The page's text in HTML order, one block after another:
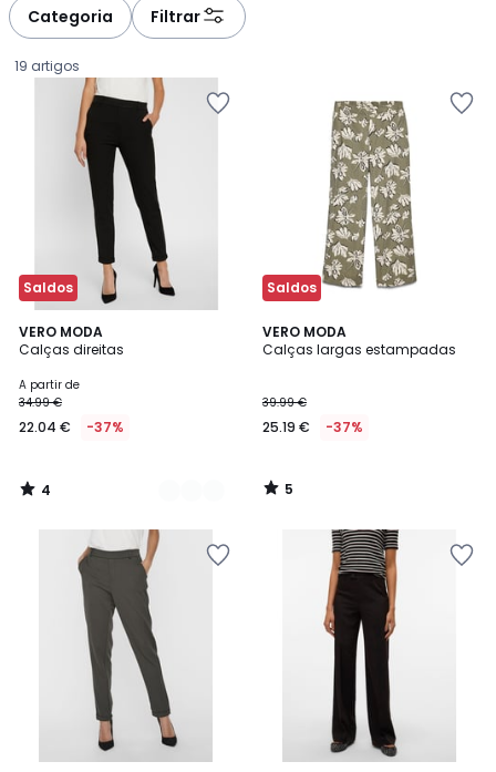
Categoria Filtrar
19 artigos
Saldos
VERO MODA
Calças direitas
Preço
a
partir
22.04
€
A partir de
34.99 €
22.04 € -37%
4
/
3
Cores
4
/
Saldos
VERO MODA
Calças largas estampadas
39.99 €
25.19 € -37%
5
/
5
/